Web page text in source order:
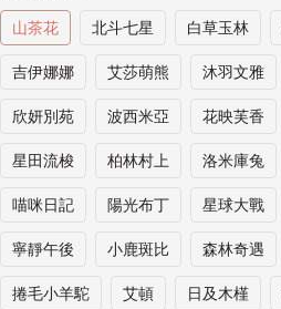
山茶花 北斗七星 白草玉林
吉伊娜娜 艾莎萌熊 沐羽文雅
欣妍別苑 波西米亞 花映芙香
星田流梭 柏林村上 洛米庫兔
喵咪日記 陽光布丁 星球大戰
寧靜午後 小鹿斑比 森林奇遇
捲毛小羊駝 艾頓 日及木槿